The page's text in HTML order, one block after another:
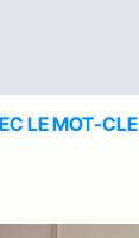
LE MOT-CLE